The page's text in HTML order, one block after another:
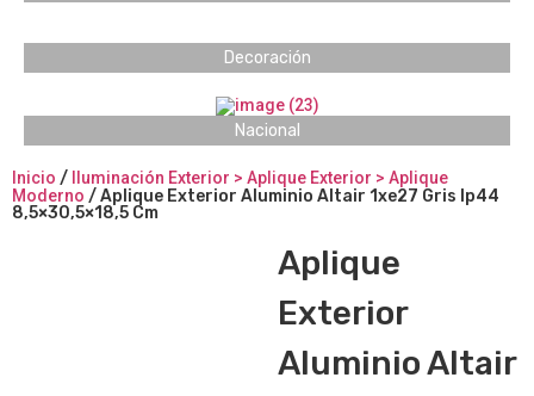
Decoración
Nacional
Inicio /
Iluminación Exterior > Aplique Exterior > Aplique
Moderno / Aplique Exterior Aluminio Altair 1xe27 Gris Ip44
8,5×30,5×18,5 Cm
Aplique
Exterior
Aluminio Altair